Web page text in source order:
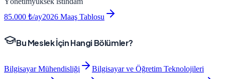
85.000 ₺/ay2026 Maaş Tablosu
Bu Meslek İçin Hangi Bölümler?
Bilgisayar Mühendisliği
Bilgisayar ve Öğretim Teknolojileri